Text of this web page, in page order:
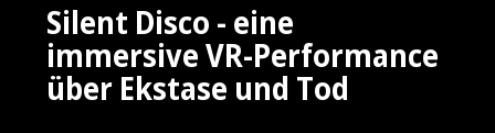
Silent Disco - eine
immersive VR-Performance
über Ekstase und Tod